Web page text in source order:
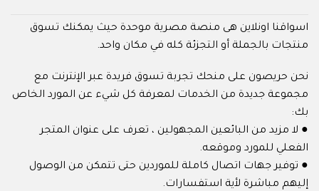
اسواقنا اونلاين هى منصة مصرية موحدة حيث يمكنك تسوق
منتجات بالجملة أو التجزئة كله في مكان واحد.
نحن حريصون على منحك تجربة تسوق فريدة عبر الإنترنت مع
مجموعة جديدة من الخدمات لمعرفة كل شيء عن المورد الخاص
بك:
● لا مزيد من البائعين المجهولين ، تعرف على عنوان المتجر
الفعلي للمورد وموقعه.
● توفير جهات اتصال كاملة للموردين حتى تتمكن من الوصول
إليهم مباشرة لأية استفسارات.